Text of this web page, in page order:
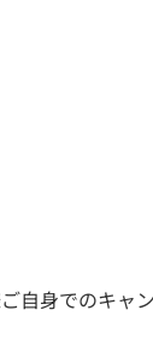
自身でのキャ